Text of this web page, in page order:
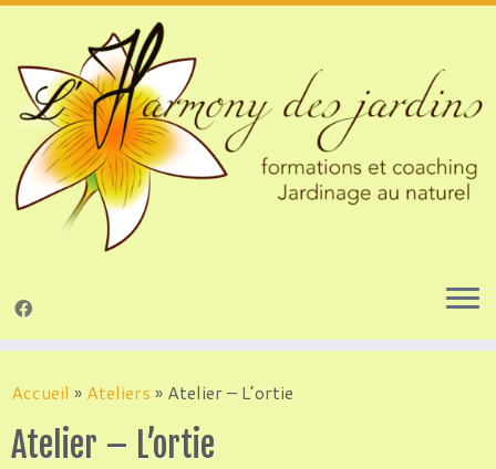
auAccueil » Ateliers » Atelier – L’ortie
Atelier – L’ortie